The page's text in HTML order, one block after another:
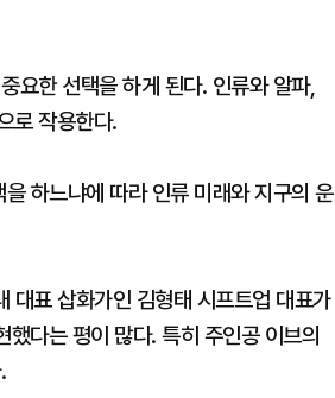
요한 선택을 하게 된다. 인류와 알파,
로 작용한다.
하느냐에 따라 인류 미래와 지구의 운
대표 삽화가인 김형태 시프트업 대표가
다는 평이 많다. 특히 주인공 이브의